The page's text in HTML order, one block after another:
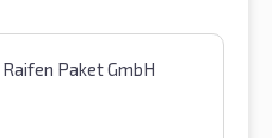
Paket GmbH